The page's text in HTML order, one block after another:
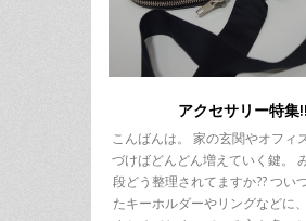
アクセサリー特集!!
こんばんは。 家の玄関やオフィ
づけばどんどん増えていく鍵。
段どう整理されてますか?? つい
たキーホルダーやリングなどに